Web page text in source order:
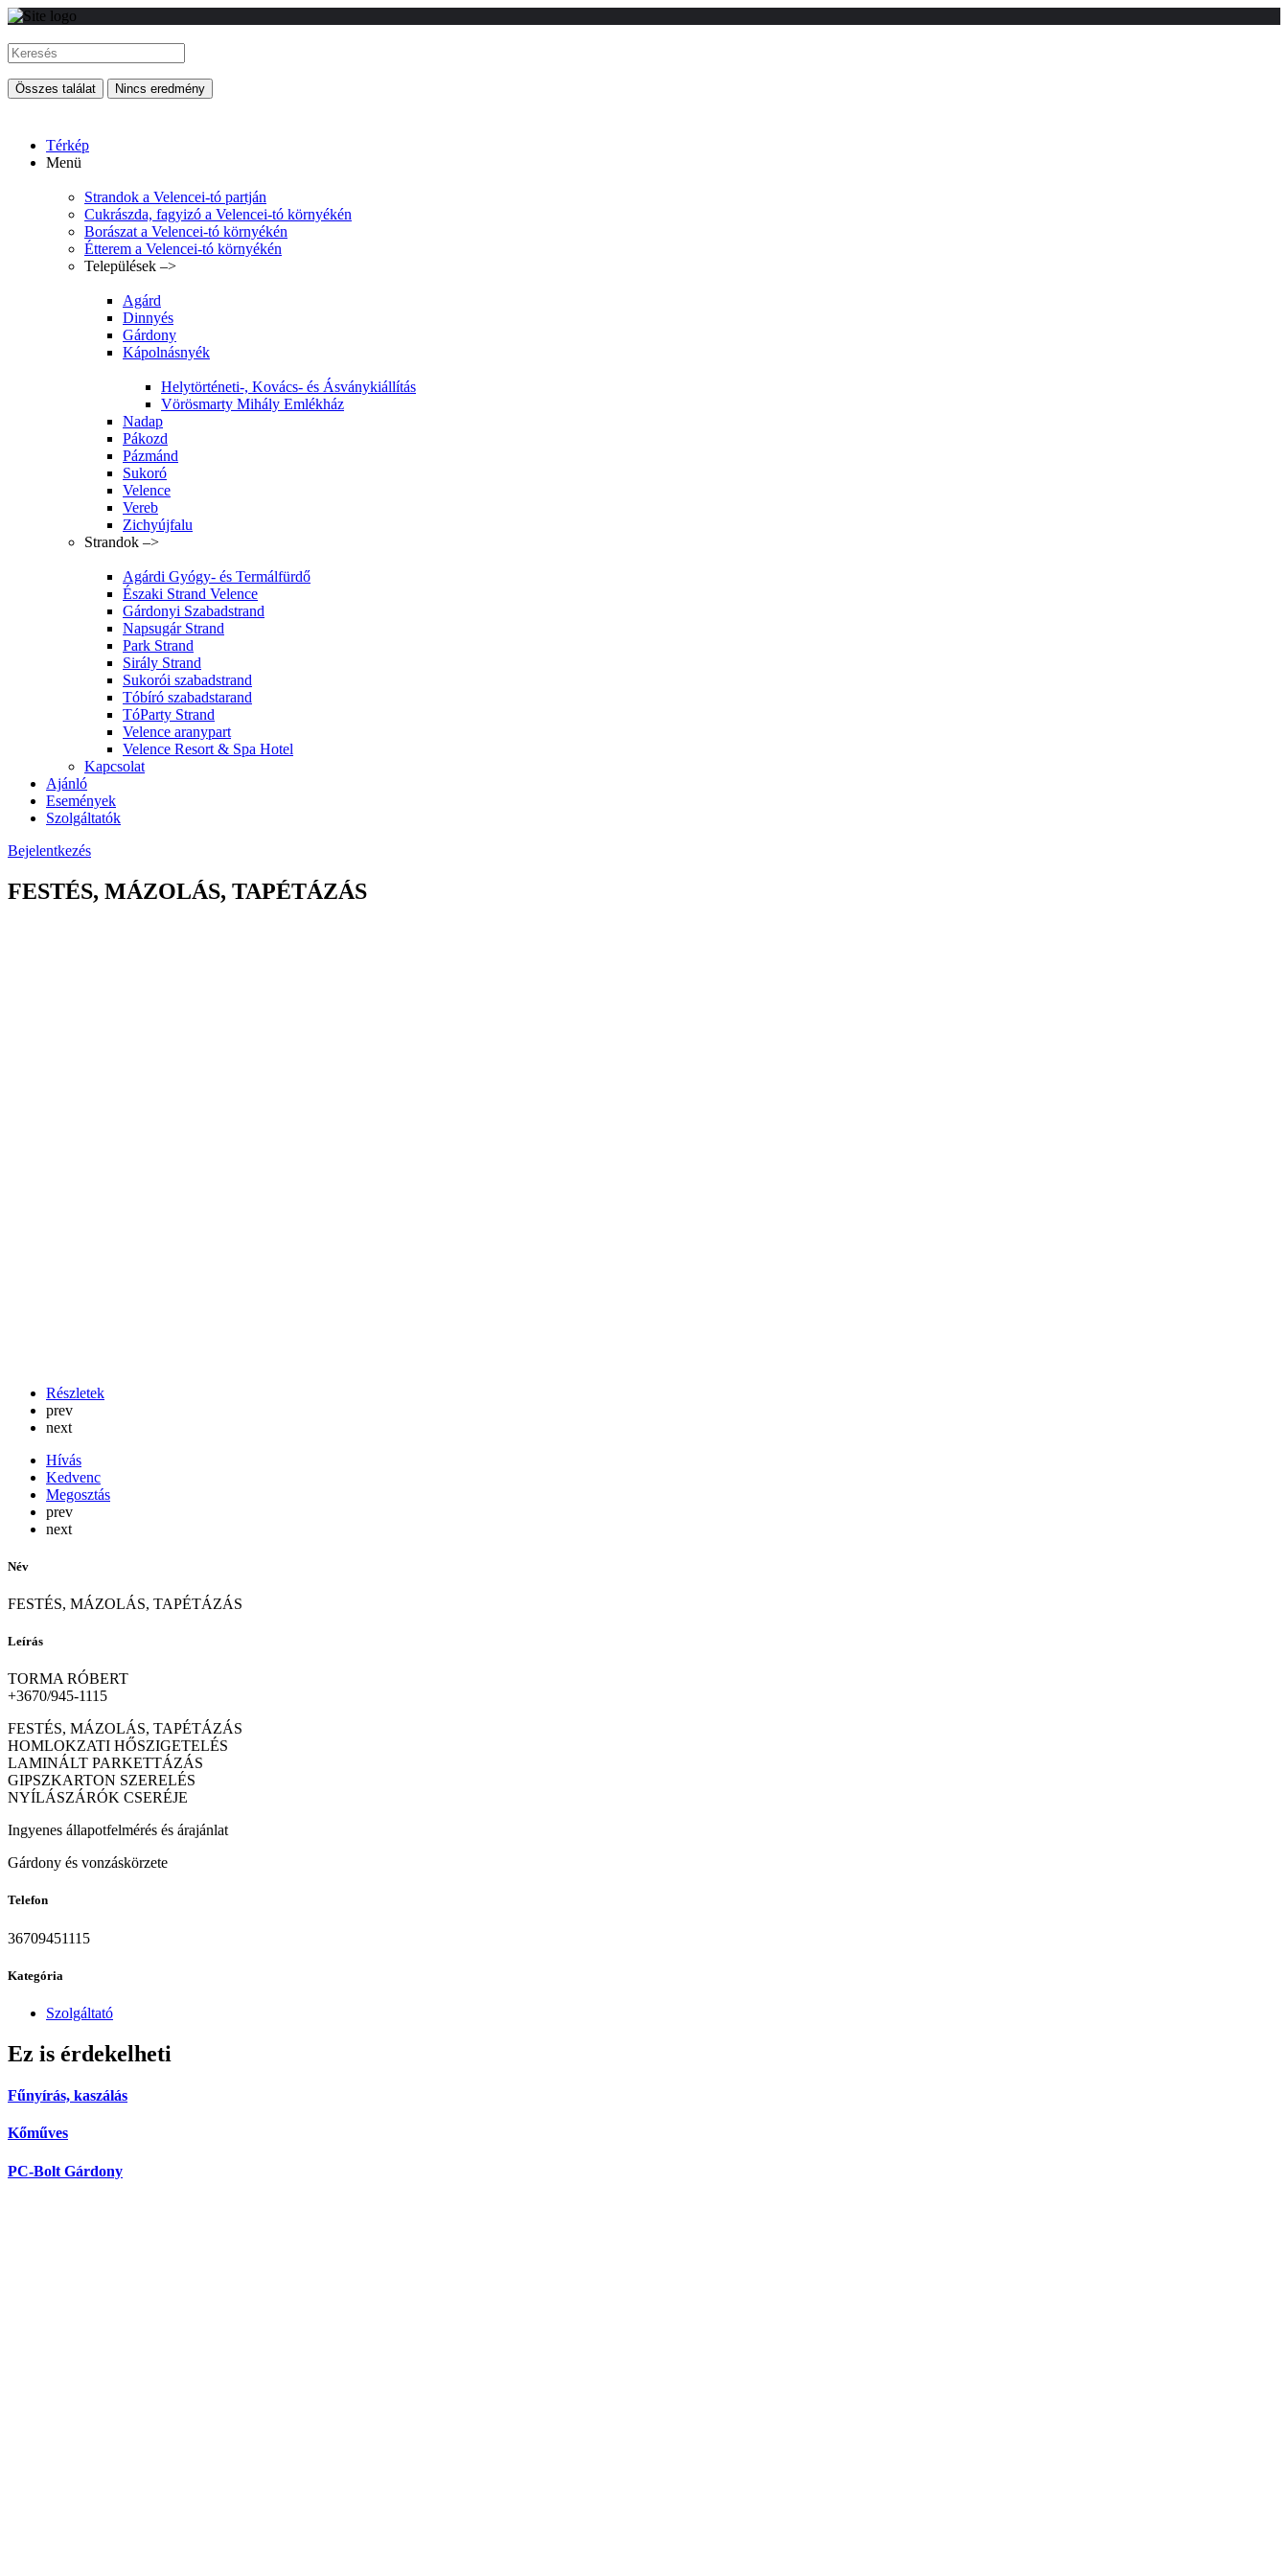
Összes találat Nincs eredmény
Térkép
Menü
Strandok a Velencei-tó partján
Cukrászda, fagyizó a Velencei-tó környékén
Borászat a Velencei-tó környékén
Étterem a Velencei-tó környékén
Települések –>
Agárd
Dinnyés
Gárdony
Kápolnásnyék
Helytörténeti-, Kovács- és Ásványkiállítás
Vörösmarty Mihály Emlékház
Nadap
Pákozd
Pázmánd
Sukoró
Velence
Vereb
Zichyújfalu
Strandok –>
Agárdi Gyógy- és Termálfürdő
Északi Strand Velence
Gárdonyi Szabadstrand
Napsugár Strand
Park Strand
Sirály Strand
Sukorói szabadstrand
Tóbíró szabadstarand
TóParty Strand
Velence aranypart
Velence Resort & Spa Hotel
Kapcsolat
Ajánló
Események
Szolgáltatók
Bejelentkezés
FESTÉS, MÁZOLÁS, TAPÉTÁZÁS
Részletek
prev
next
Hívás
Kedvenc
Megosztás
prev
next
Név
FESTÉS, MÁZOLÁS, TAPÉTÁZÁS
Leírás
TORMA RÓBERT
+3670/945-1115
FESTÉS, MÁZOLÁS, TAPÉTÁZÁS
HOMLOKZATI HŐSZIGETELÉS
LAMINÁLT PARKETTÁZÁS
GIPSZKARTON SZERELÉS
NYÍLÁSZÁRÓK CSERÉJE
Ingyenes állapotfelmérés és árajánlat
Gárdony és vonzáskörzete
Telefon
36709451115
Kategória
Szolgáltató
Ez is érdekelheti
Fűnyírás, kaszálás
Kőműves
PC-Bolt Gárdony